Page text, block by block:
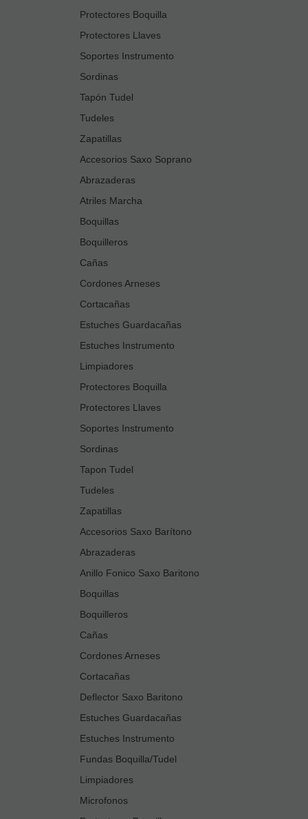
Protectores Boquilla
Protectores Llaves
Soportes Instrumento
Sordinas
Tapón Tudel
Tudeles
Zapatillas
Accesorios Saxo Soprano
Abrazaderas
Atriles Marcha
Boquillas
Boquilleros
Cañas
Cordones Arneses
Cortacañas
Estuches Guardacañas
Estuches Instrumento
Limpiadores
Protectores Boquilla
Protectores Llaves
Soportes Instrumento
Sordinas
Tapon Tudel
Tudeles
Zapatillas
Accesorios Saxo Barítono
Abrazaderas
Anillo Fonico Saxo Baritono
Boquillas
Boquilleros
Cañas
Cordones Arneses
Cortacañas
Deflector Saxo Baritono
Estuches Guardacañas
Estuches Instrumento
Fundas Boquilla/Tudel
Limpiadores
Microfonos